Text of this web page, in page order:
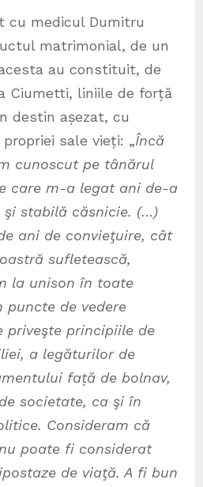
cu medicul Dumitru
matrimonial, de un
au constituit, de
Ciumetti, liniile de forță
destin așezat, cu
sale vieți: „Încă
cunoscut pe tânărul
care m-a legat ani de-a
stabilă căsnicie. (…)
ani de convieţuire, cât
sufletească,
la unison în toate
puncte de vedere
priveşte principiile de
a legăturilor de
faṭă de bolnav,
societate, ca şi în
Consideram că
poate fi considerat
de viaţă. A fi bun